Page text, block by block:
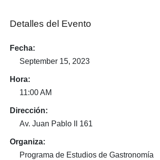
Detalles del Evento
Fecha:
September 15, 2023
Hora:
11:00 AM
Dirección:
Av. Juan Pablo II 161
Organiza:
Programa de Estudios de Gastronomía